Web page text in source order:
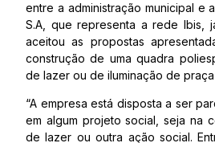
entre a administração municipal e
S.A, que representa a rede Ibis,
aceitou as propostas
construção de uma quadra
de lazer ou de iluminação de
“A empresa está disposta a ser
em algum projeto social, seja na
de lazer ou outra ação social.